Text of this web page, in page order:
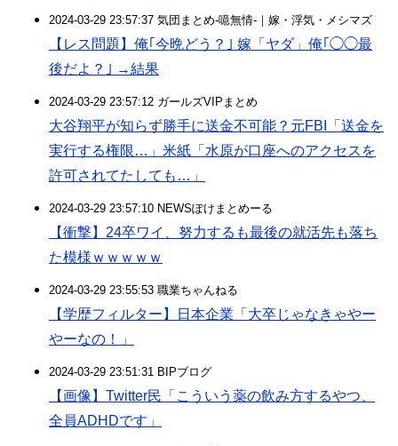
2024-03-29 23:57:37 気団まとめ-噫無情-｜嫁・浮気・メシマズ
【レス問題】俺｢今晩どう？｣ 嫁「ヤダ」俺｢◯◯最
後だよ？｣ →結果
2024-03-29 23:57:12 ガールズVIPまとめ
大谷翔平が知らず勝手に送金不可能？元FBI「送金を
実行する権限…」米紙「水原が口座へのアクセスを
許可されてたしても…」
2024-03-29 23:57:10 NEWSぽけまとめーる
【衝撃】24卒ワイ、努力するも最後の就活先も落ち
た模様ｗｗｗｗｗ
2024-03-29 23:55:53 職業ちゃんねる
【学歴フィルター】日本企業「大卒じゃなきゃやー
やーなの！」
2024-03-29 23:51:31 BIPブログ
【画像】Twitter民「こういう薬の飲み方するやつ、
全員ADHDです」